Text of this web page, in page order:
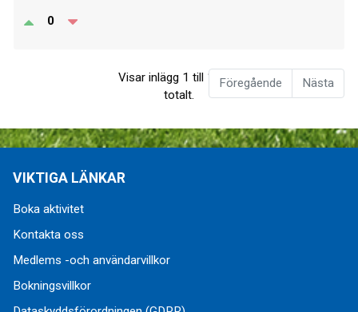
0
Visar inlägg 1 till 1 av 1
totalt.
Föregående Nästa
VIKTIGA LÄNKAR
Boka aktivitet
Kontakta oss
Medlems -och användarvillkor
Bokningsvillkor